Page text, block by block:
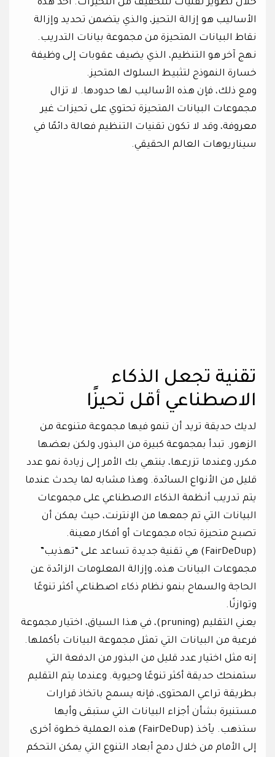
خلال تطوير تقنيات للتخفيف من التحيزات. أحد هذه
الأساليب هو إزالة التحيز، والذي يتضمن تحديد وإزالة
نقاط البيانات المتحيزة من مجموعة بيانات التدريب.
نهج آخر هو التنظيم، الذي يضيف عقوبات إلى وظيفة
خسارة النموذج لتثبيط السلوك المتحيز.
ومع ذلك، فإن هذه الأساليب لها حدودها. لا تزال
مجموعات البيانات المتحيزة تحتوي على تحيزات غير
معروفة، وقد لا تكون تقنيات التنظيم فعالة دائمًا في
سيناريوهات العالم الحقيقي.
تقنية تجعل الذكاء
الاصطناعي أقل تحيزًا
لديك حديقة تريد أن تنمو فيها مجموعة متنوعة من
الزهور. تبدأ بمجموعة كبيرة من البذور، ولكن بعضها
مكرر، وعندما تزرعها، ينتهي بك الأمر إلى زيادة نمو عدد
قليل من الأنواع السائدة. وهذا مشابه لما يحدث عندما
يتم تدريب أنظمة الذكاء الاصطناعي على مجموعات
البيانات التي تم جمعها من الإنترنت، حيث يمكن أن
تصبح متحيزة تجاه مجموعات أو أفكار معينة.
(FairDeDup) هي تقنية جديدة تساعد على “تهذيب”
مجموعات البيانات هذه، وإزالة المعلومات الزائدة عن
الحاجة والسماح بنمو نظام ذكاء اصطناعي أكثر تنوعًا
وتوازنًا.
يعني التقليم (pruning)، في هذا السياق، اختيار مجموعة
فرعية من البيانات التي تمثل مجموعة البيانات بأكملها.
إنه مثل اختيار عدد قليل من البذور من الدفعة التي
ستمنحك حديقة أكثر تنوعًا وحيوية. وعندما يتم التقليم
بطريقة تراعي المحتوى، فإنه يسمح باتخاذ قرارات
مستنيرة بشأن أجزاء البيانات التي ستبقى وأيها
ستذهب. يأخذ (FairDeDup) هذه العملية خطوة أخرى
إلى الأمام من خلال دمج أبعاد التنوع التي يمكن التحكم